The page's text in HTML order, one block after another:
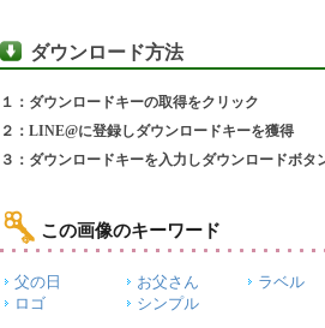
ダウンロード方法
１：ダウンロードキーの取得をクリック
２：LINE@に登録しダウンロードキーを獲得
３：ダウンロードキーを入力しダウンロードボタ
この画像のキーワード
父の日 お父さん ラベル
ロゴ
シンプル